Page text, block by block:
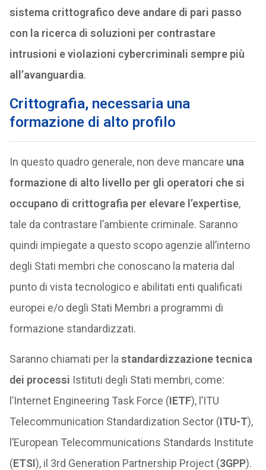
sistema crittografico deve andare di pari passo
con la ricerca di soluzioni per contrastare
intrusioni e violazioni cybercriminali sempre più
all’avanguardia.
Crittografia, necessaria una
formazione di alto profilo
In questo quadro generale, non deve mancare una
formazione di alto livello per gli operatori che si
occupano di crittografia per elevare l’expertise,
tale da contrastare l’ambiente criminale. Saranno
quindi impiegate a questo scopo agenzie all’interno
degli Stati membri che conoscano la materia dal
punto di vista tecnologico e abilitati enti qualificati
europei e/o degli Stati Membri a programmi di
formazione standardizzati.
Saranno chiamati per la standardizzazione tecnica
dei processi Istituti degli Stati membri, come:
l’Internet Engineering Task Force (IETF), l’ITU
Telecommunication Standardization Sector (ITU-T),
l’European Telecommunications Standards Institute
(ETSI), il 3rd Generation Partnership Project (3GPP).